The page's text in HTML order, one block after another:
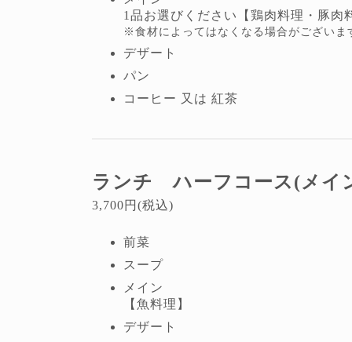
1品お選びください【鶏肉料理・豚肉
※食材によってはなくなる場合がござい
デザート
パン
コーヒー 又は 紅茶
ランチ ハーフコース(メイ
3,700円(税込)
前菜
スープ
メイン
【魚料理】
デザート